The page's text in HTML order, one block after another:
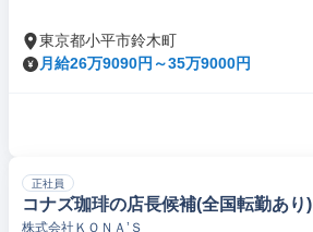
東京都小平市鈴木町
月給26万9090円～35万9000円
正社員
コナズ珈琲の店長候補(全国転勤あり)
株式会社ＫＯＮＡ’Ｓ